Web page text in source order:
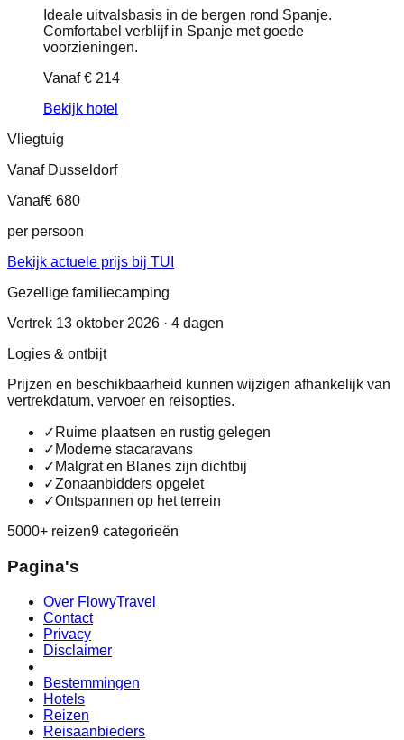
Ideale uitvalsbasis in de bergen rond Spanje.
Comfortabel verblijf in Spanje met goede
voorzieningen.
Vanaf€ 214
Bekijk hotel
Vliegtuig
Vanaf Dusseldorf
Vanaf€ 680
per persoon
Bekijk actuele prijs bij TUI
Gezellige familiecamping
Vertrek 13 oktober 2026 · 4 dagen
Logies & ontbijt
Prijzen en beschikbaarheid kunnen wijzigen afhankelijk van
vertrekdatum, vervoer en reisopties.
✓ Ruime plaatsen en rustig gelegen
✓ Moderne stacaravans
✓ Malgrat en Blanes zijn dichtbij
✓Zonaanbidders opgelet
✓Ontspannen op het terrein
5000+ reizen9 categorieën
Pagina's
Over FlowyTravel
Contact
Privacy
Disclaimer
Bestemmingen
Hotels
Reizen
Reisaanbieders